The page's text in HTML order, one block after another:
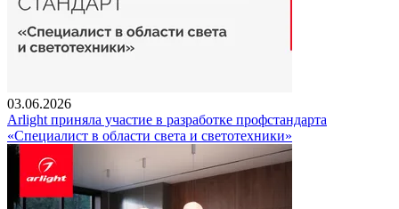
03.06.2026
Arlight приняла участие в разработке профстандарта
«Специалист в области света и светотехники»